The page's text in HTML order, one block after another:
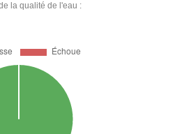
la qualité de l'eau :